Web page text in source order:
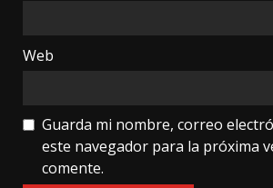
Web
Guarda mi nombre, correo
este navegador para la próxima
comente.